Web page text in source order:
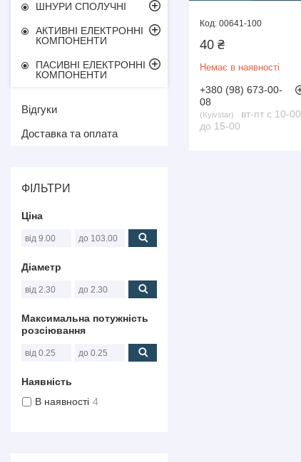
00641-100
40 ₴
Немає в наявності
+380 (98) 673-00-
08
Kyivstar
вт-пт с 10-00
до 15-00
ШНУРИ СПОЛУЧНІ
АКТИВНІ ЕЛЕКТРОННІ
КОМПОНЕНТИ
ПАСИВНІ ЕЛЕКТРОННІ
КОМПОНЕНТИ
Відгуки
Доставка та оплата
ФІЛЬТРИ
Ціна
Діаметр
Максимальна потужність
розсіювання
Наявність
В наявності 4